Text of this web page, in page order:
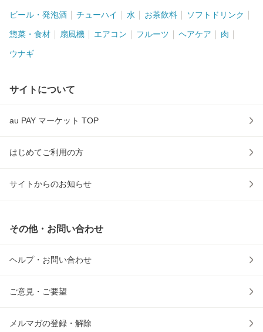
ビール・発泡酒 チューハイ 水 お茶飲料 ソフトドリンク
惣菜・食材 扇風機 エアコン フルーツ ヘアケア 肉
ウナギ
サイトについて
au PAY マーケット TOP
はじめてご利用の方
サイトからのお知らせ
その他・お問い合わせ
ヘルプ・お問い合わせ
ご意見・ご要望
メルマガの登録・解除